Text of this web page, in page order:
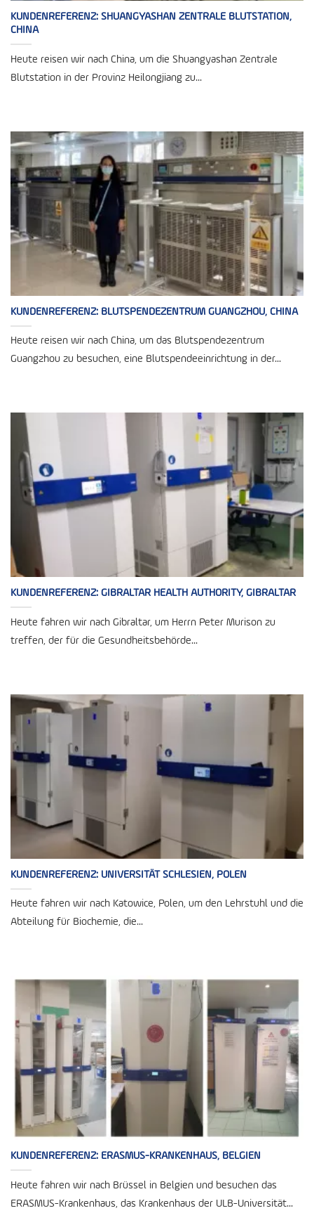
KUNDENREFERENZ: SHUANGYASHAN ZENTRALE BLUTSTATION,
CHINA
Heute reisen wir nach China, um die Shuangyashan Zentrale
Blutstation in der Provinz Heilongjiang zu...
KUNDENREFERENZ: BLUTSPENDEZENTRUM GUANGZHOU, CHINA
Heute reisen wir nach China, um das Blutspendezentrum
Guangzhou zu besuchen, eine Blutspendeeinrichtung in der...
KUNDENREFERENZ: GIBRALTAR HEALTH AUTHORITY, GIBRALTAR
Heute fahren wir nach Gibraltar, um Herrn Peter Murison zu
treffen, der für die Gesundheitsbehörde...
KUNDENREFERENZ: UNIVERSITÄT SCHLESIEN, POLEN
Heute fahren wir nach Katowice, Polen, um den Lehrstuhl und die
Abteilung für Biochemie, die...
KUNDENREFERENZ: ERASMUS-KRANKENHAUS, BELGIEN
Heute fahren wir nach Brüssel in Belgien und besuchen das
ERASMUS-Krankenhaus, das Krankenhaus der ULB-Universität...